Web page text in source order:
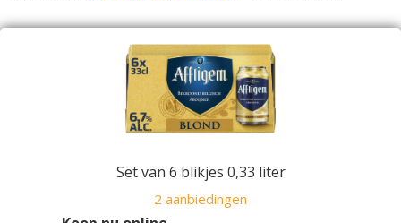
Set van 6 blikjes 0,33 liter
2 aanbiedingen